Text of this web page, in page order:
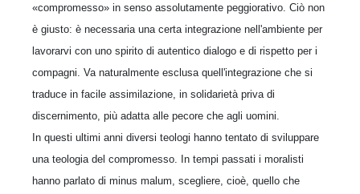
«compromesso» in senso assolutamente peggiorativo. Ciò non
è giusto: è necessaria una certa integrazione nell'ambiente per
lavorarvi con uno spirito di autentico dialogo e di rispetto per i
compagni. Va naturalmente esclusa quell'integrazione che si
traduce in facile assimilazione, in solidarietà priva di
discernimento, più adatta alle pecore che agli uomini.
In questi ultimi anni diversi teologi hanno tentato di sviluppare
una teologia del compromesso. In tempi passati i moralisti
hanno parlato di minus malum, scegliere, cioè, quello che